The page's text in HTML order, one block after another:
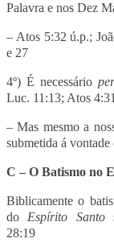
Palavra e nos Dez
– Atos 5:32 ú.p.;
e 27
4º) É necessário
Luc. 11:13; Atos 4:31
– Mas mesmo a
submetida á
C – O Batismo no
Biblicamente o
do Espírito Santo
28:19